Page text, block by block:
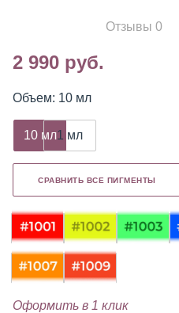
Отзывы 0
2 990 руб.
Объем: 10 мл
10 мл1 мл
СРАВНИТЬ ВСЕ ПИГМЕНТЫ
Оформить в 1 клик